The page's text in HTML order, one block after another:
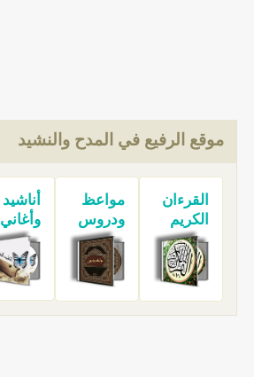
موقع الرفيع في المدح والنشيد
القرءان
الكريم
مواعظ
ودروس
أناشيد
وأغاني